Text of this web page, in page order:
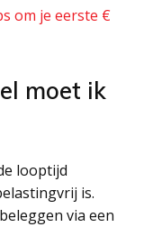
om je eerste €
moet ik
looptijd
is.
via een